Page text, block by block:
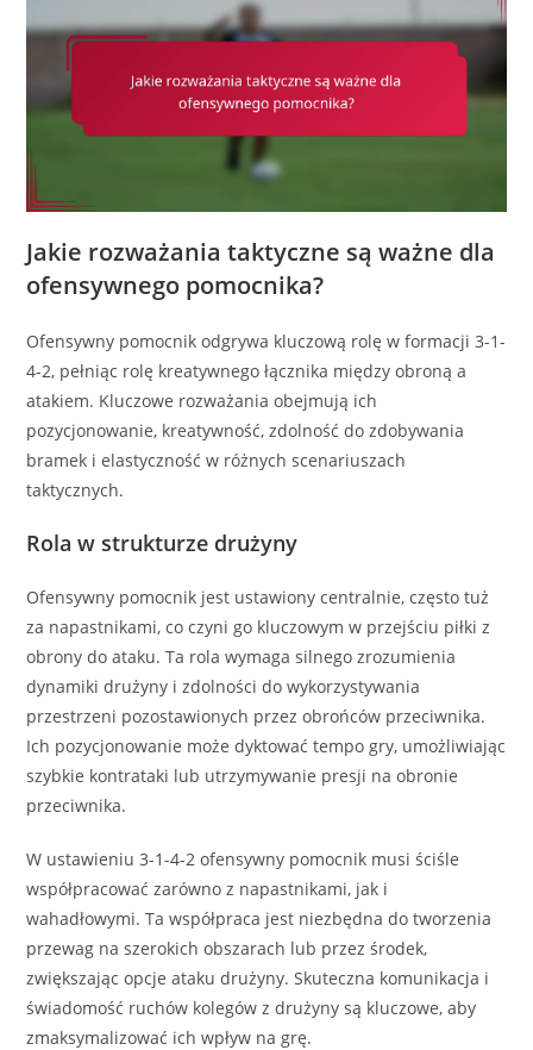
Jakie rozważania taktyczne są ważne dla
ofensywnego pomocnika?
Ofensywny pomocnik odgrywa kluczową rolę w formacji 3-1-
4-2, pełniąc rolę kreatywnego łącznika między obroną a
atakiem. Kluczowe rozważania obejmują ich
pozycjonowanie, kreatywność, zdolność do zdobywania
bramek i elastyczność w różnych scenariuszach
taktycznych.
Rola w strukturze drużyny
Ofensywny pomocnik jest ustawiony centralnie, często tuż
za napastnikami, co czyni go kluczowym w przejściu piłki z
obrony do ataku. Ta rola wymaga silnego zrozumienia
dynamiki drużyny i zdolności do wykorzystywania
przestrzeni pozostawionych przez obrońców przeciwnika.
Ich pozycjonowanie może dyktować tempo gry, umożliwiając
szybkie kontrataki lub utrzymywanie presji na obronie
przeciwnika.
W ustawieniu 3-1-4-2 ofensywny pomocnik musi ściśle
współpracować zarówno z napastnikami, jak i
wahadłowymi. Ta współpraca jest niezbędna do tworzenia
przewag na szerokich obszarach lub przez środek,
zwiększając opcje ataku drużyny. Skuteczna komunikacja i
świadomość ruchów kolegów z drużyny są kluczowe, aby
zmaksymalizować ich wpływ na grę.